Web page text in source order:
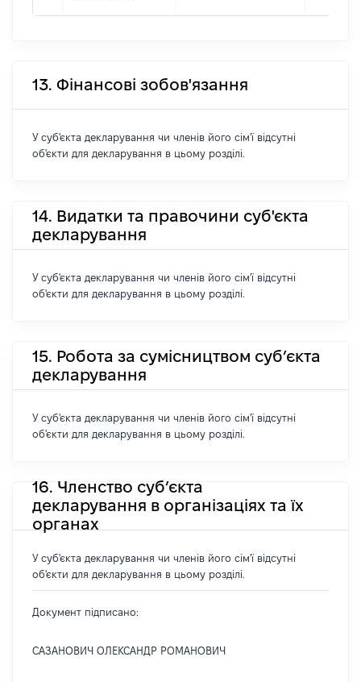
13. Фінансові зобов'язання
У суб'єкта декларування чи членів його сім'ї відсутні
об'єкти для декларування в цьому розділі.
14. Видатки та правочини суб'єкта
декларування
У суб'єкта декларування чи членів його сім'ї відсутні
об'єкти для декларування в цьому розділі.
15. Робота за сумісництвом суб’єкта
декларування
У суб'єкта декларування чи членів його сім'ї відсутні
об'єкти для декларування в цьому розділі.
16. Членство суб’єкта
декларування в організаціях та їх
органах
У суб'єкта декларування чи членів його сім'ї відсутні
об'єкти для декларування в цьому розділі.
Документ підписано:
САЗАНОВИЧ ОЛЕКСАНДР РОМАНОВИЧ